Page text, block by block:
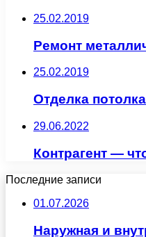
25.02.2019
Ремонт
25.02.2019
Отделка
29.06.2022
Контрагент —
Последние записи
01.07.2026
Наружная и